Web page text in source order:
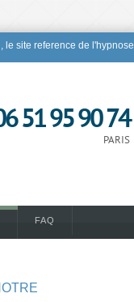
le site reference de l'hypnose
51 95 90 74
PARIS
FAQ